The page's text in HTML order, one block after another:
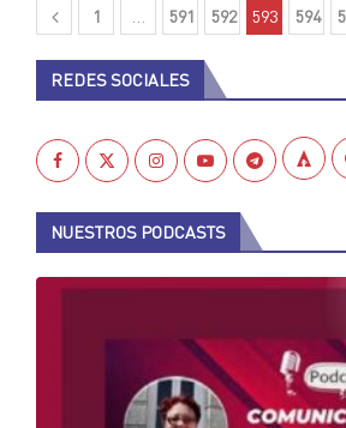
1 591 592 593 594
REDES SOCIALES
NUESTROS PODCASTS